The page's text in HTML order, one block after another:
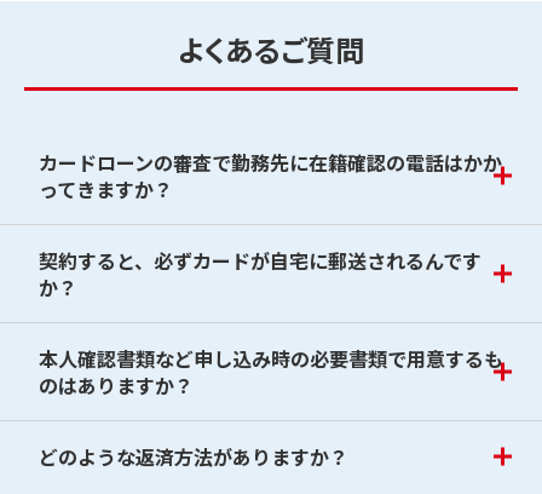
よくあるご質問
カードローンの審査で勤務先に在籍確認の電話はかか
ってきますか？
契約すると、必ずカードが自宅に郵送されるんです
か？
本人確認書類など申し込み時の必要書類で用意するも
のはありますか？
どのような返済方法がありますか？